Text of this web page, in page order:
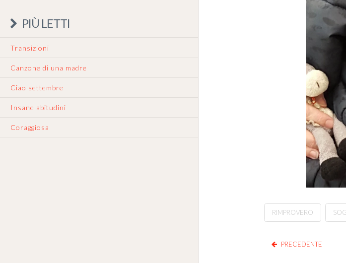
RIMPROVERO
PRECEDENTE
PIÙ LETTI
Transizioni
Canzone di una madre
Ciao settembre
Insane abitudini
Coraggiosa